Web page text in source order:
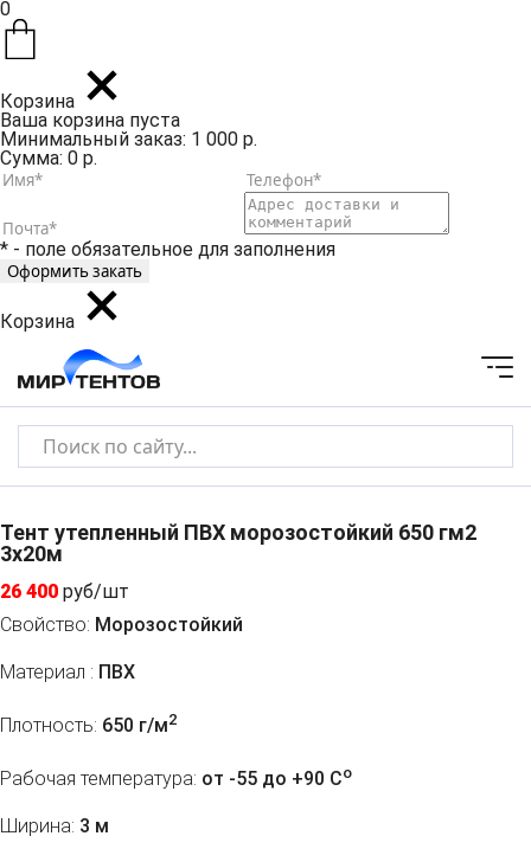
0
Корзина
Ваша корзина пуста
Минимальный заказ: 1 000 р.
Сумма: 0 р.
* - поле обязательное для заполнения
Корзина
Тент утепленный ПВХ морозостойкий 650 гм2
3х20м
26 400 руб/шт
Свойство: Морозостойкий
Материал : ПВХ
Плотность: 650 г/м2
Рабочая температура: от -55 до +90 Co
Ширина: 3 м